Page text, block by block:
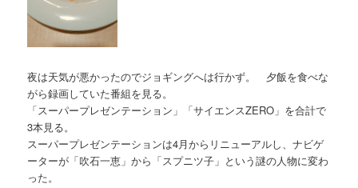
夜は天気が悪かったのでジョギングへは行かず。 夕飯を食べな
がら録画していた番組を見る。
「スーパープレゼンテーション」「サイエンスZERO」を合計で
3本見る。
スーパープレゼンテーションは4月からリニューアルし、ナビゲ
ーターが「吹石一恵」から「スプニツ子」という謎の人物に変わ
った。